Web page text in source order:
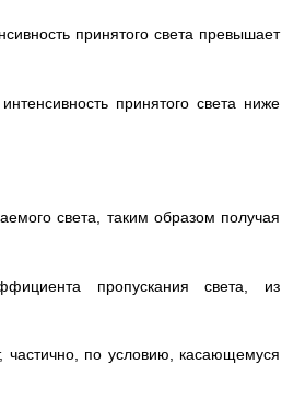
принятого света превышает
принятого света ниже
света, таким образом получая
пропускания света, из
частично, по условию, касающемуся